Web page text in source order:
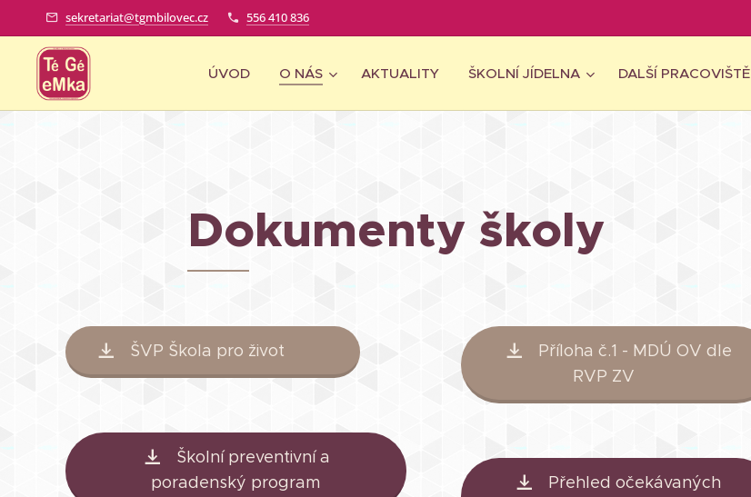
sekretariat@tgmbilovec.cz 556 410 836
ÚVOD O NÁS AKTUALITY ŠKOLNÍ JÍDELNA DALŠÍ PRACOVIŠTĚ
Dokumenty školy
ŠVP Škola pro život
Školní preventivní a
poradenský program
Příloha č.1 - MDÚ OV dle
RVP ZV
Přehled očekávaných